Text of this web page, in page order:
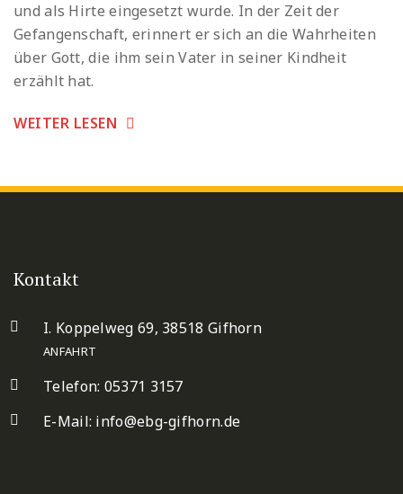
und als Hirte eingesetzt wurde. In der Zeit der
Gefangenschaft, erinnert er sich an die Wahrheiten
über Gott, die ihm sein Vater in seiner Kindheit
erzählt hat.
WEITER LESEN
Kontakt
I. Koppelweg 69, 38518 Gifhorn
ANFAHRT
Telefon: 05371 3157
E-Mail: info@ebg-gifhorn.de